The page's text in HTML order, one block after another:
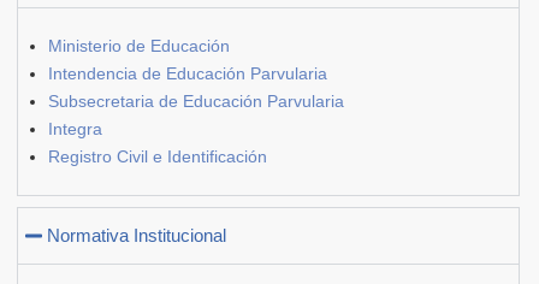
Ministerio de Educación
Intendencia de Educación Parvularia
Subsecretaria de Educación Parvularia
Integra
Registro Civil e Identificación
Normativa Institucional